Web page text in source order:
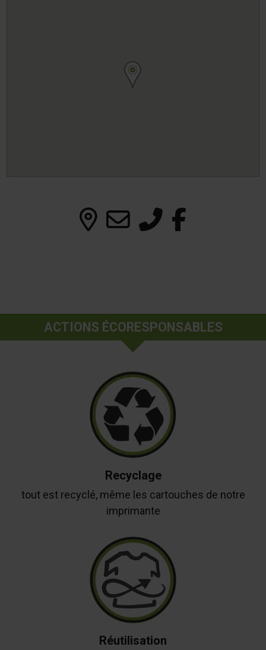
ACTIONS ÉCORESPONSABLES
Recyclage
tout est recyclé, même les cartouches de notre
imprimante
Réutilisation